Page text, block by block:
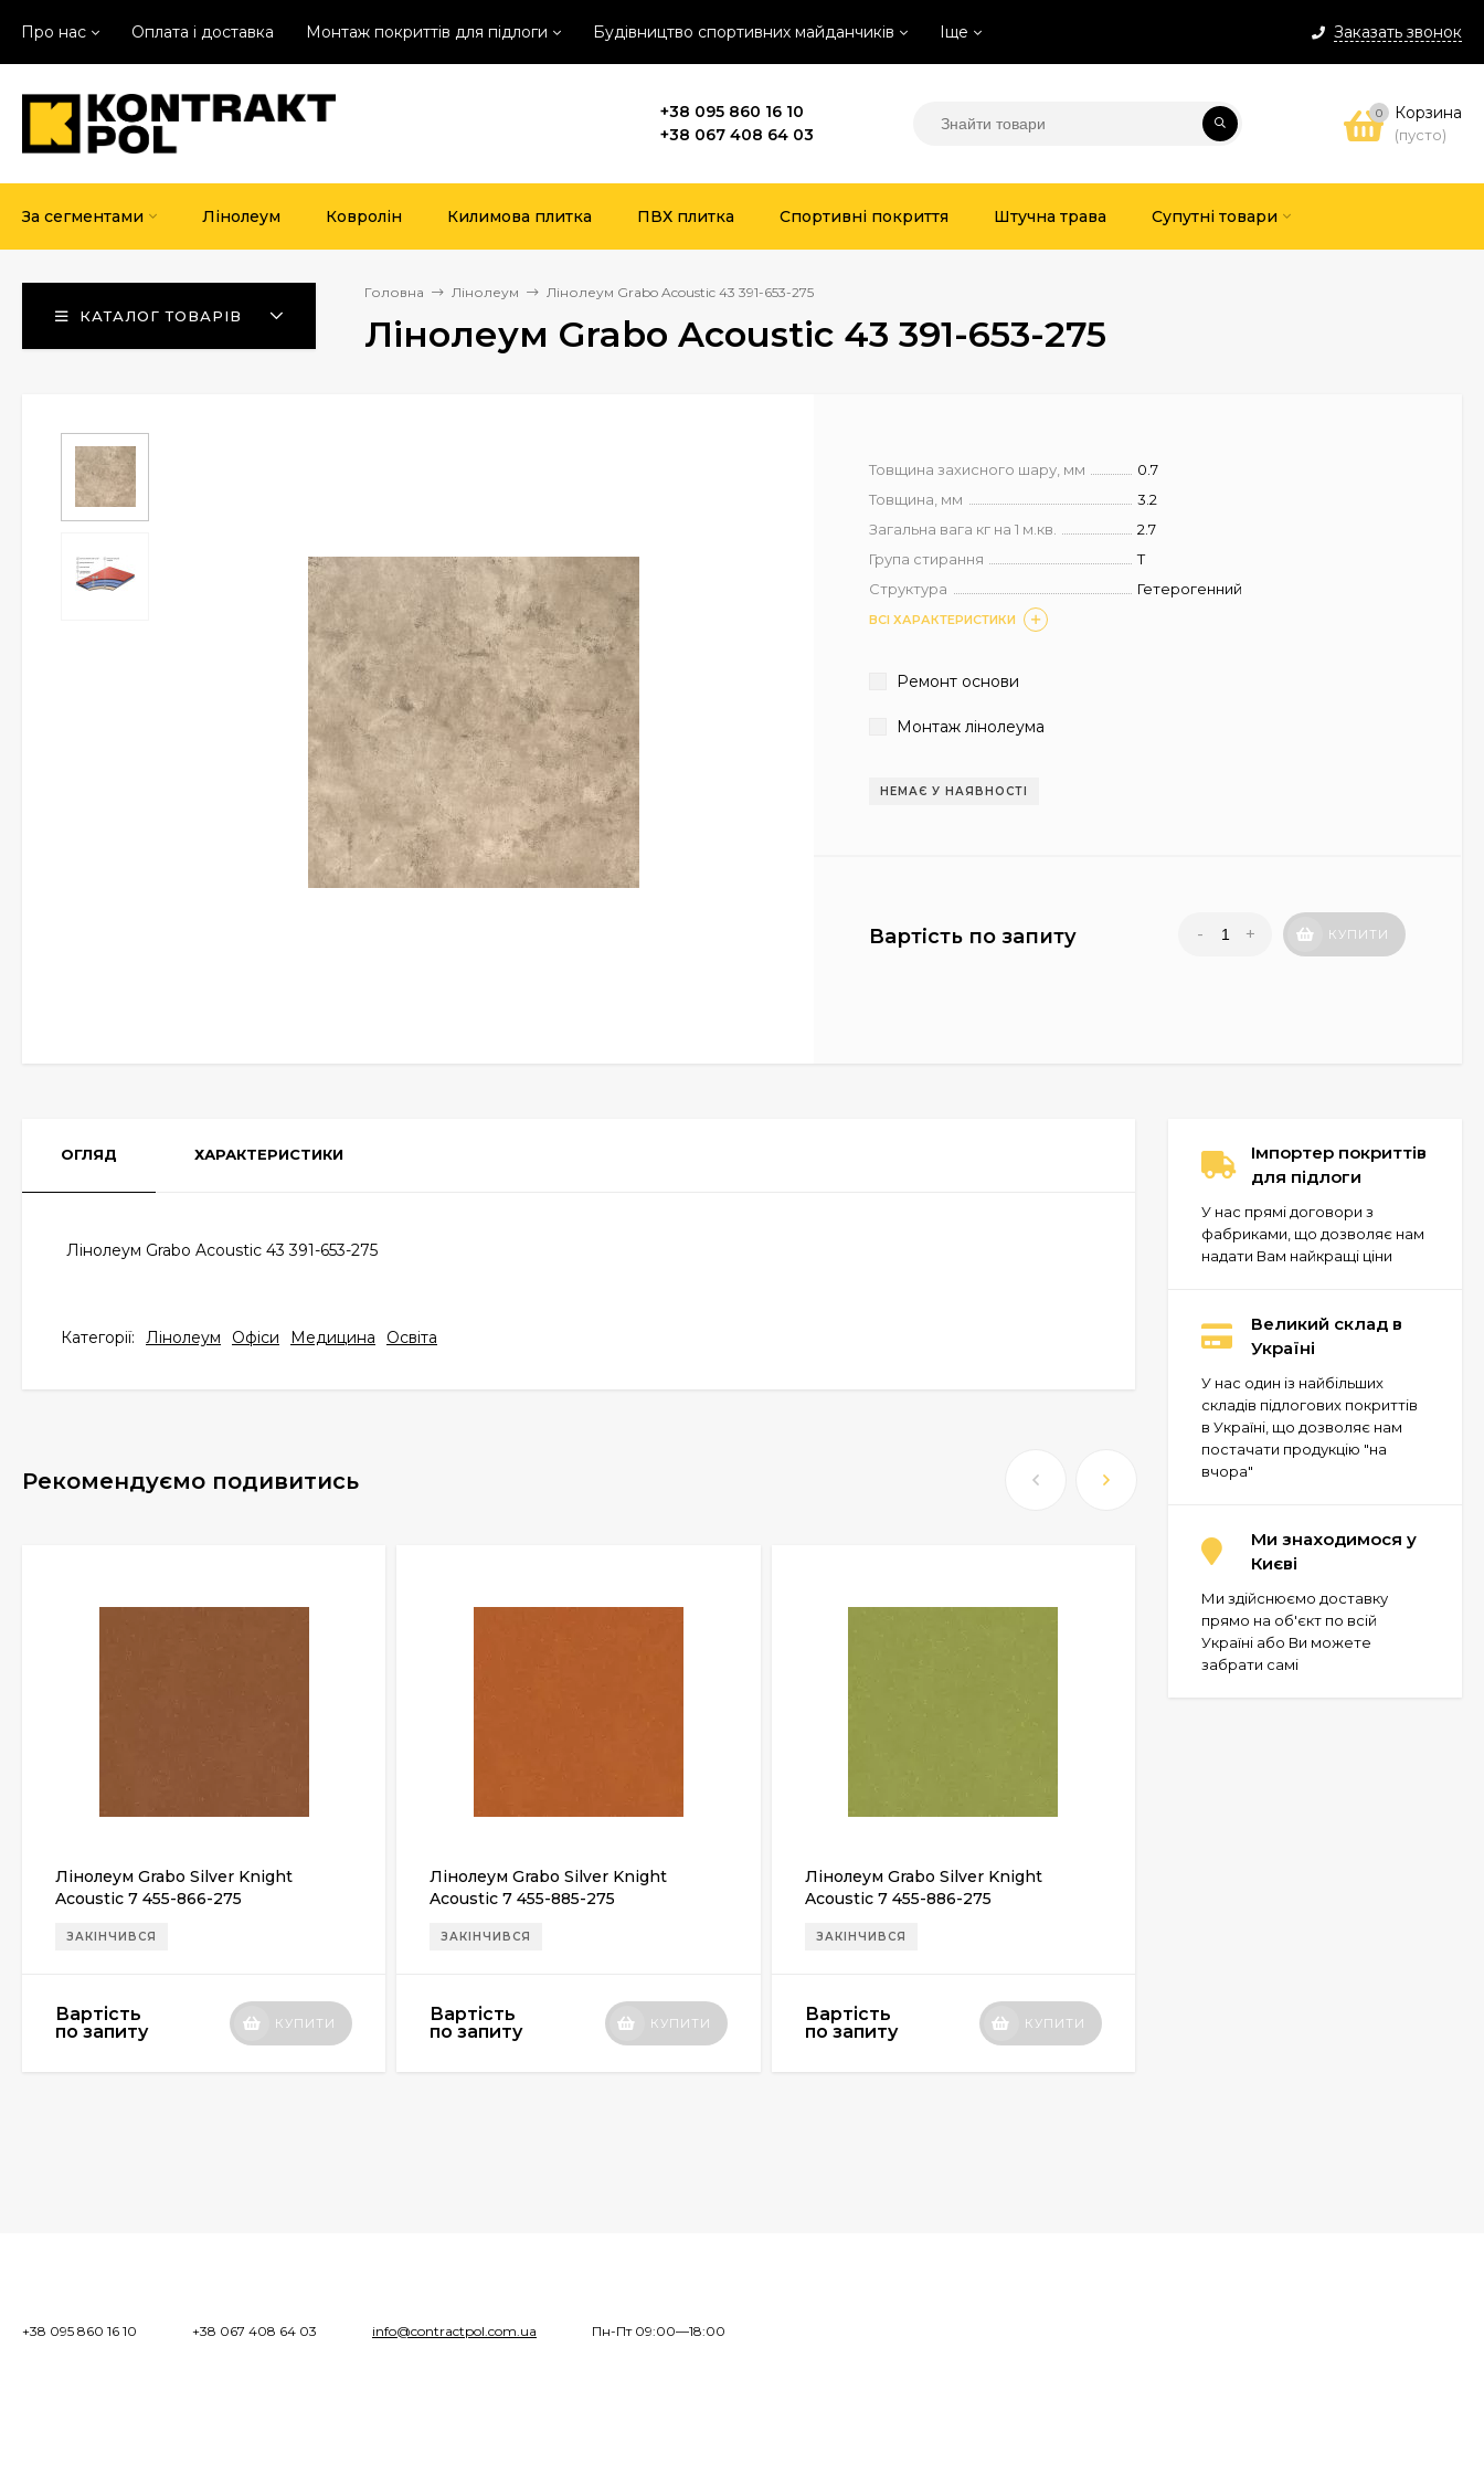
Заказать звонок
Про нас Оплата і доставка Монтаж покриттів для підлоги Будівництво спортивних майданчиків Іще
+38 095 860 16 10
+38 067 408 64 03
0 Корзина
(пусто)
За сегментами Лінолеум Ковролін Килимова плитка ПВХ плитка Спортивні покриття Штучна трава Супутні товари
КАТАЛОГ ТОВАРІВ
Головна Лінолеум Лінолеум Grabo Acoustic 43 391-653-275
Лінолеум Grabo Acoustic 43 391-653-275
Товщина захисного шару, мм
0.7
Товщина, мм
3.2
Загальна вага кг на 1 м.кв.
2.7
Група стирання
T
Структура
Гетерогенний
ВСІ ХАРАКТЕРИСТИКИ
Ремонт основи
Монтаж лінолеума
НЕМАЄ У НАЯВНОСТІ
Вартість по запиту - + КУПИТИ
ОГЛЯД ХАРАКТЕРИСТИКИ
Лінолеум Grabo Acoustic 43 391-653-275
Категорії: Лінолеум Офіси Медицина Освіта
Рекомендуємо подивитись
Лінолеум Grabo Silver Knight
Acoustic 7 455-866-275
ЗАКІНЧИВСЯ
Вартість
по запиту
КУПИТИ
Лінолеум Grabo Silver Knight
Acoustic 7 455-885-275
ЗАКІНЧИВСЯ
Вартість
по запиту
КУПИТИ
Лінолеум Grabo Silver Knight
Acoustic 7 455-886-275
ЗАКІНЧИВСЯ
Вартість
по запиту
КУПИТИ
Імпортер покриттів
для підлоги
У нас прямі договори з
фабриками, що дозволяє нам
надати Вам найкращі ціни
Великий склад в
Україні
У нас один із найбільших
складів підлогових покриттів
в Україні, що дозволяє нам
постачати продукцію "на
вчора"
Ми знаходимося у
Києві
Ми здійснюємо доставку
прямо на об'єкт по всій
Україні або Ви можете
забрати самі
+38 095 860 16 10 +38 067 408 64 03 info@contractpol.com.ua Пн-Пт 09:00—18:00